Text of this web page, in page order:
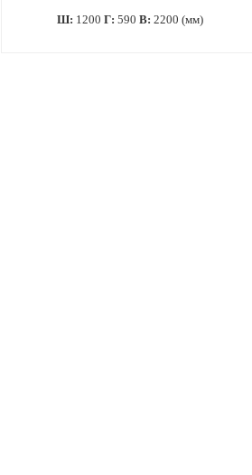
Ш: 1200 Г: 590 В: 2200 (мм)